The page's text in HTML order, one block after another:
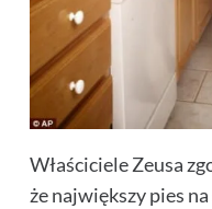
Właściciele Zeusa
że największy pies